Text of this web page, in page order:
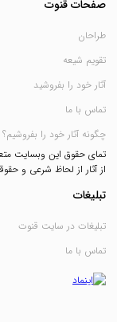
صفحات قنوت
طراحان
تقویم شیعه
آثار خود را بفروشید
تماس با ما
چگونه آثار خود را بفروشیم؟
تمای حقوق این وبسایت
از آثار از لحاظ شرعی و
تبلیغات
تبلیغات در سایت قنوت
تماس با ما